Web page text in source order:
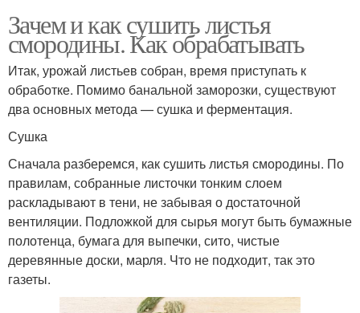
Зачем и как сушить листья
смородины. Как обрабатывать
Итак, урожай листьев собран, время приступать к
обработке. Помимо банальной заморозки, существуют
два основных метода — сушка и ферментация.
Сушка
Сначала разберемся, как сушить листья смородины. По
правилам, собранные листочки тонким слоем
раскладывают в тени, не забывая о достаточной
вентиляции. Подложкой для сырья могут быть бумажные
полотенца, бумага для выпечки, сито, чистые
деревянные доски, марля. Что не подходит, так это
газеты.